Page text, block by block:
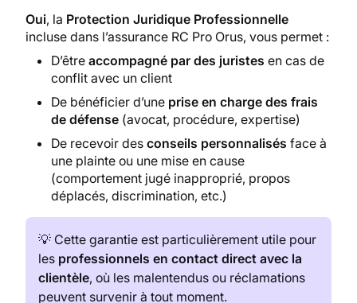
Oui, la Protection Juridique Professionnelle
incluse dans l’assurance RC Pro Orus, vous permet :
D’être accompagné par des juristes en cas de
conflit avec un client
De bénéficier d’une prise en charge des frais
de défense (avocat, procédure, expertise)
De recevoir des conseils personnalisés face à
une plainte ou une mise en cause
(comportement jugé inapproprié, propos
déplacés, discrimination, etc.)
💡 Cette garantie est particulièrement utile pour
les professionnels en contact direct avec la
clientèle, où les malentendus ou réclamations
peuvent survenir à tout moment.